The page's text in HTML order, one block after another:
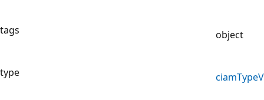
tags object
type ciamType